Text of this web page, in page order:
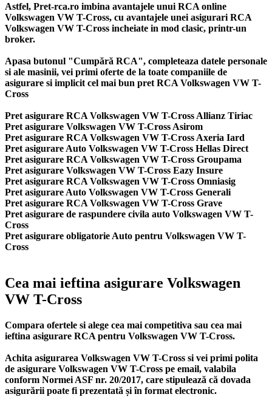
Astfel, Pret-rca.ro imbina avantajele unui RCA online
Volkswagen VW T-Cross, cu avantajele unei asigurari RCA
Volkswagen VW T-Cross incheiate in mod clasic, printr-un
broker.
Apasa butonul "Cumpără RCA", completeaza datele personale
si ale masinii, vei primi oferte de la toate companiile de
asigurare si implicit cel mai bun pret RCA Volkswagen VW T-
Cross
Pret asigurare RCA Volkswagen VW T-Cross Allianz Tiriac
Pret asigurare Volkswagen VW T-Cross Asirom
Pret asigurare RCA Volkswagen VW T-Cross Axeria Iard
Pret asigurare Auto Volkswagen VW T-Cross Hellas Direct
Pret asigurare RCA Volkswagen VW T-Cross Groupama
Pret asigurare Volkswagen VW T-Cross Eazy Insure
Pret asigurare RCA Volkswagen VW T-Cross Omniasig
Pret asigurare Auto Volkswagen VW T-Cross Generali
Pret asigurare RCA Volkswagen VW T-Cross Grave
Pret asigurare de raspundere civila auto Volkswagen VW T-
Cross
Pret asigurare obligatorie Auto pentru Volkswagen VW T-
Cross
Cea mai ieftina asigurare Volkswagen
VW T-Cross
Compara ofertele si alege cea mai competitiva sau cea mai
ieftina asigurare RCA pentru Volkswagen VW T-Cross.
Achita asigurarea Volkswagen VW T-Cross si vei primi polita
de asigurare Volkswagen VW T-Cross pe email, valabila
conform Normei ASF nr. 20/2017, care stipulează că dovada
asigurării poate fi prezentată și în format electronic.